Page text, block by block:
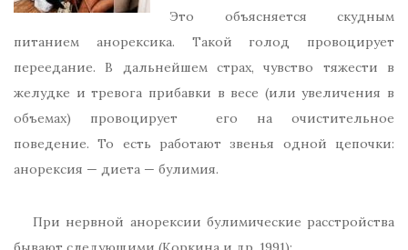
Это объясняется скудным
питанием анорексика. Такой голод провоцирует
переедание. В дальнейшем страх, чувство тяжести в
желудке и тревога прибавки в весе (или увеличения в
объемах) провоцирует его на очистительное
поведение. То есть работают звенья одной цепочки:
анорексия — диета — булимия.
При нервной анорексии булимические расстройства